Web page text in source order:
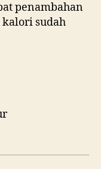
penambahan
sudah